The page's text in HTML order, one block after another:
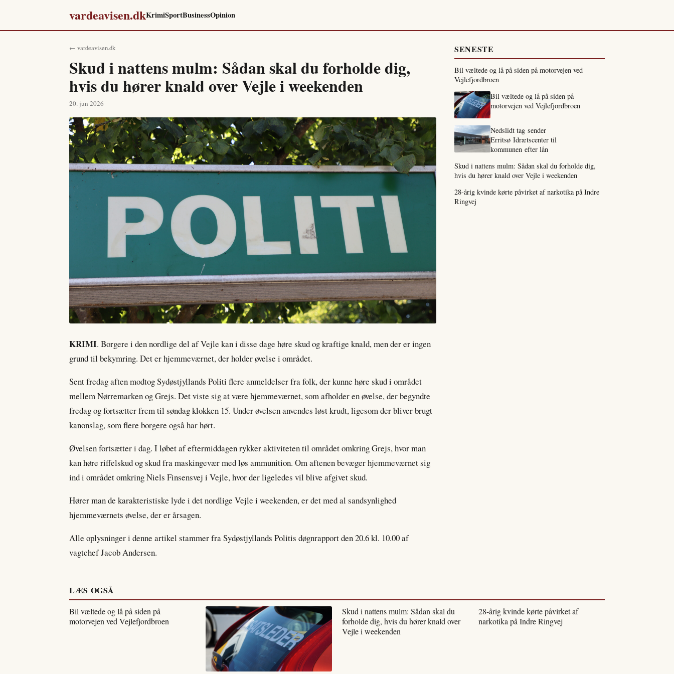
vardeavisen.dkKrimiSportBusinessOpinion
← vardeavisen.dk
Skud i nattens mulm: Sådan skal du forholde dig,
hvis du hører knald over Vejle i weekenden
20. jun 2026
KRIMI. Borgere i den nordlige del af Vejle kan i disse dage høre skud og kraftige knald, men der er ingen
grund til bekymring. Det er hjemmeværnet, der holder øvelse i området.
Sent fredag aften modtog Sydøstjyllands Politi flere anmeldelser fra folk, der kunne høre skud i området
mellem Nørremarken og Grejs. Det viste sig at være hjemmeværnet, som afholder en øvelse, der begyndte
fredag og fortsætter frem til søndag klokken 15. Under øvelsen anvendes løst krudt, ligesom der bliver brugt
kanonslag, som flere borgere også har hørt.
Øvelsen fortsætter i dag. I løbet af eftermiddagen rykker aktiviteten til området omkring Grejs, hvor man
kan høre riffelskud og skud fra maskingevær med løs ammunition. Om aftenen bevæger hjemmeværnet sig
ind i området omkring Niels Finsensvej i Vejle, hvor der ligeledes vil blive afgivet skud.
Hører man de karakteristiske lyde i det nordlige Vejle i weekenden, er det med al sandsynlighed
hjemmeværnets øvelse, der er årsagen.
Alle oplysninger i denne artikel stammer fra Sydøstjyllands Politis døgnrapport den 20.6 kl. 10.00 af
vagtchef Jacob Andersen.
SENESTE
Bil væltede og lå på siden på motorvejen ved
Vejlefjordbroen
Bil væltede og lå på siden på
motorvejen ved Vejlefjordbroen
Nedslidt tag sender
Erritsø Idrætscenter til
kommunen efter lån
Skud i nattens mulm: Sådan skal du forholde dig,
hvis du hører knald over Vejle i weekenden
28-årig kvinde kørte påvirket af narkotika på Indre
Ringvej
LÆS OGSÅ
Bil væltede og lå på siden på
motorvejen ved Vejlefjordbroen
Skud i nattens mulm: Sådan skal du
forholde dig, hvis du hører knald over
Vejle i weekenden
28-årig kvinde kørte påvirket af
narkotika på Indre Ringvej